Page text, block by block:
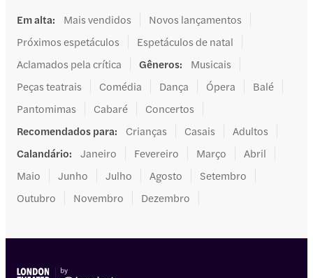
Em alta: Mais vendidos
Novos lançamentos
Próximos espetáculos
Espetáculos de natal
Aclamados pela crítica
Gêneros:
Musicais
Peças teatrais
Comédia Dança Ópera
Balé
Pantomimas
Cabaré
Concertos
Recomendados para: Crianças Casais
Adultos
Calandário: Janeiro Fevereiro Março
Abril
Maio
Junho Julho Agosto
Setembro
Outubro
Novembro Dezembro